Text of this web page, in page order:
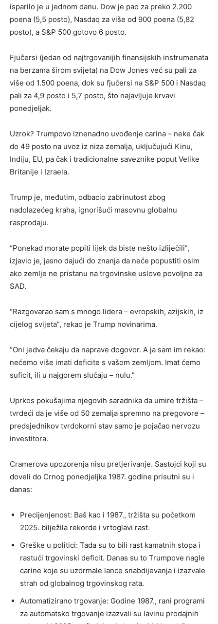
isparilo je u jednom danu. Dow je pao za preko 2.200
poena (5,5 posto), Nasdaq za više od 900 poena (5,82
posto), a S&P 500 gotovo 6 posto.
Fjučersi (jedan od najtrgovanijih finansijskih instrumenata
na berzama širom svijeta) na Dow Jones već su pali za
više od 1.500 poena, dok su fjučersi na S&P 500 i Nasdaq
pali za 4,9 posto i 5,7 posto, što najavljuje krvavi
ponedjeljak.
Uzrok? Trumpovo iznenadno uvođenje carina – neke čak
do 49 posto na uvoz iz niza zemalja, uključujući Kinu,
Indiju, EU, pa čak i tradicionalne saveznike poput Velike
Britanije i Izraela.
Trump je, međutim, odbacio zabrinutost zbog
nadolazećeg kraha, ignorišući masovnu globalnu
rasprodaju.
“Ponekad morate popiti lijek da biste nešto izliječili”,
izjavio je, jasno dajući do znanja da neće popustiti osim
ako zemlje ne pristanu na trgovinske uslove povoljne za
SAD.
“Razgovarao sam s mnogo lidera – evropskih, azijskih, iz
cijelog svijeta”, rekao je Trump novinarima.
“Oni jedva čekaju da naprave dogovor. A ja sam im rekao:
nećemo više imati deficite s vašom zemljom. Imat ćemo
suficit, ili u najgorem slučaju – nulu.”
Uprkos pokušajima njegovih saradnika da umire tržišta –
tvrdeći da je više od 50 zemalja spremno na pregovore –
predsjednikov tvrdokorni stav samo je pojačao nervozu
investitora.
Cramerova upozorenja nisu pretjerivanje. Sastojci koji su
doveli do Crnog ponedjeljka 1987. godine prisutni su i
danas:
Precijenjenost: Baš kao i 1987., tržišta su početkom
2025. bilježila rekorde i vrtoglavi rast.
Greške u politici: Tada su to bili rast kamatnih stopa i
rastući trgovinski deficit. Danas su to Trumpove nagle
carine koje su uzdrmale lance snabdijevanja i izazvale
strah od globalnog trgovinskog rata.
Automatizirano trgovanje: Godine 1987., rani programi
za automatsko trgovanje izazvali su lavinu prodajnih